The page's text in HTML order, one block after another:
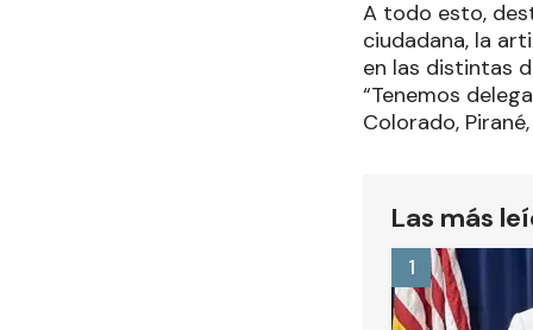
A todo esto,
ciudadana, la
en las distintas
“Tenemos
Colorado,
Las más
1